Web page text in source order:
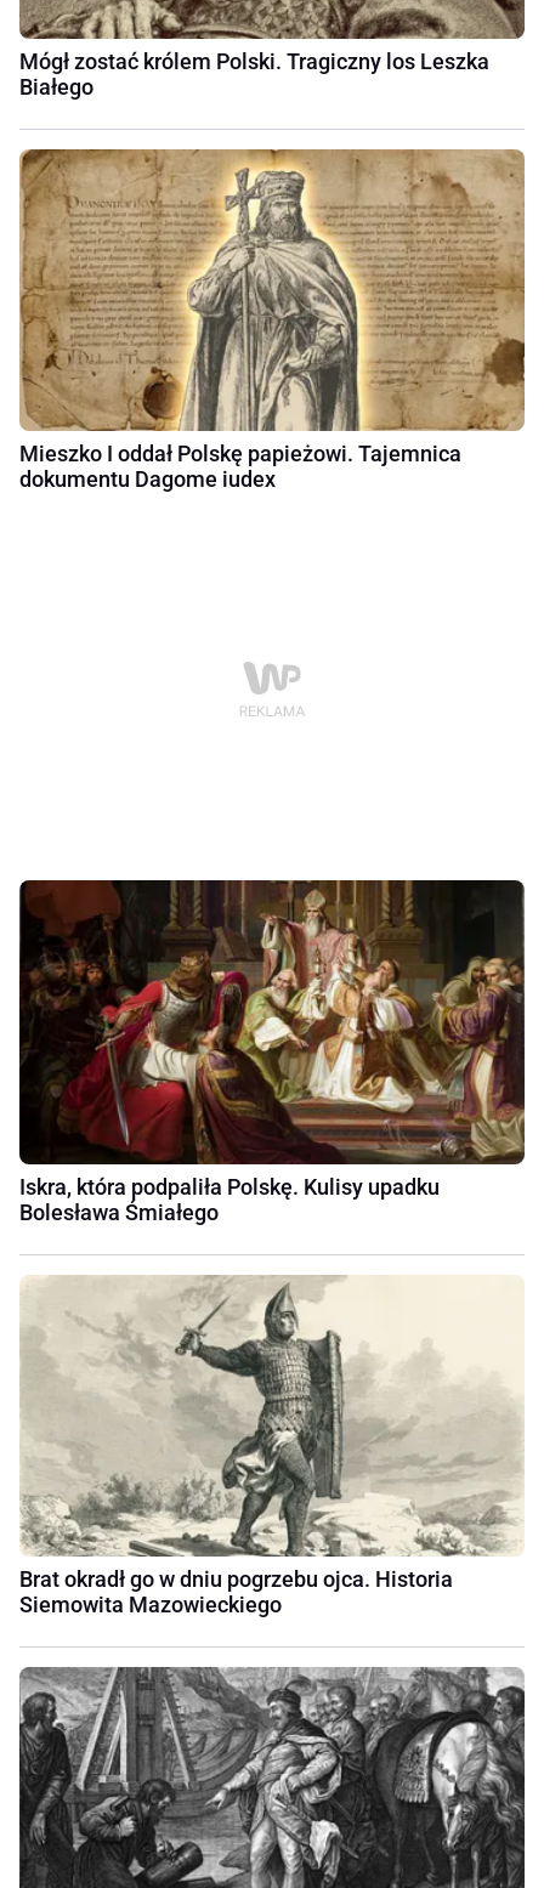
Mógł zostać królem Polski. Tragiczny los Leszka
Białego
Mieszko I oddał Polskę papieżowi. Tajemnica
dokumentu Dagome iudex
Iskra, która podpaliła Polskę. Kulisy upadku
Bolesława Śmiałego
Brat okradł go w dniu pogrzebu ojca. Historia
Siemowita Mazowieckiego